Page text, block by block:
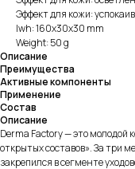
Эффект для кожи:
lwh: 160x30x30 mm
Weight: 50 g
Описание
Преимущества
Активные компоненты
Применение
Состав
Описание
Derma Factory — это молодой
открытых составов». За три
закрепился в сегменте